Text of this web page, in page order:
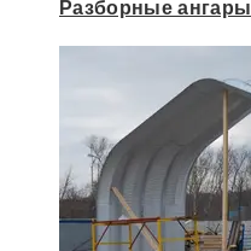
Разборные ангары